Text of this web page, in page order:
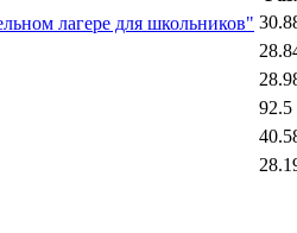
лагере для школьников"